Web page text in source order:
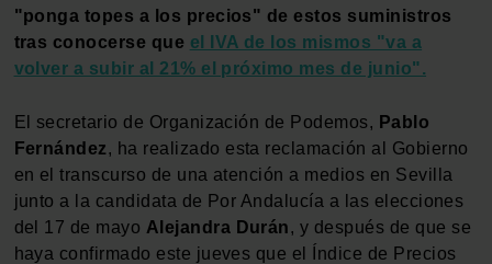
"ponga topes a los precios" de estos suministros
tras conocerse que el IVA de los mismos "va a
volver a subir al 21% el próximo mes de junio".
El secretario de Organización de Podemos, Pablo
Fernández, ha realizado esta reclamación al Gobierno
en el transcurso de una atención a medios en Sevilla
junto a la candidata de Por Andalucía a las elecciones
del 17 de mayo Alejandra Durán, y después de que se
haya confirmado este jueves que el Índice de Precios